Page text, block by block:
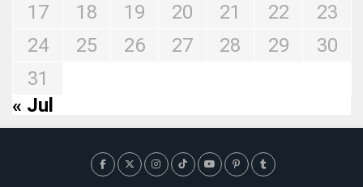
17
18 19 20 21 22
23
24
25 26 27 28 29
30
31
« Jul